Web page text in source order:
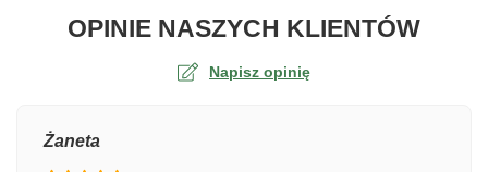
OPINIE NASZYCH KLIENTÓWO
Napisz opinię
Żaneta